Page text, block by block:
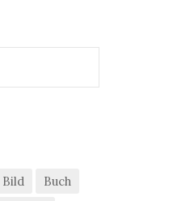
Bild
Buch